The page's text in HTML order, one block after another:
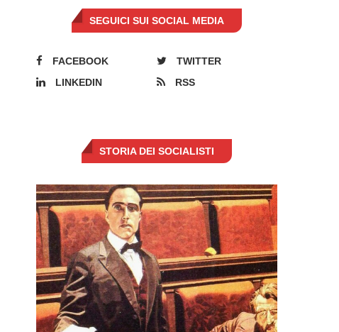
SEGUICI SUI SOCIAL MEDIA
FACEBOOK
TWITTER
LINKEDIN
RSS
STORIA DEI SOCIALISTI